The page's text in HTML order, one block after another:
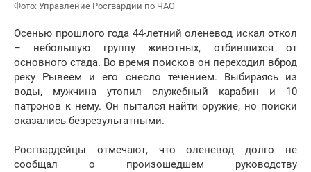
Фото: Управление Росгвардии по ЧАО
Осенью прошлого года 44-летний оленевод искал откол
– небольшую группу животных, отбившихся от
основного стада. Во время поисков он переходил вброд
реку Рывеем и его снесло течением. Выбираясь из
воды, мужчина утопил служебный карабин и 10
патронов к нему. Он пытался найти оружие, но поиски
оказались безрезультатными.
Росгвардейцы отмечают, что оленевод долго не
сообщал о произошедшем руководству